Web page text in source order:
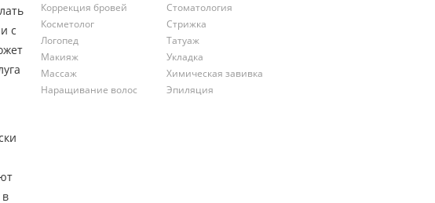
с
Коррекция бровей
Косметолог
Логопед
Макияж
Массаж
Наращивание волос
Стоматология
Стрижка
Татуаж
Укладка
Химическая завивка
Эпиляция